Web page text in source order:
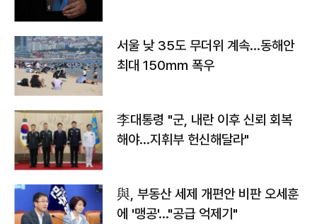
서울 낮 35도 무더위 계속…동해안
최대 150㎜ 폭우
李대통령 "군, 내란 이후 신뢰 회복
해야…지휘부 헌신해달라"
與, 부동산 세제 개편안 비판 오세훈
에 '맹공'…"공급 억제기"